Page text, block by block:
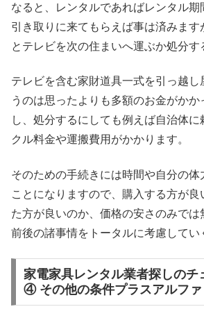
なると、レンタルであればレンタル期
引き取りに来てもらえば事は済みます
とテレビを次の住まいへ運ぶか処分す
テレビを含む家財道具一式を引っ越し
うのは思ったよりも多額のお金がか
し、処分するにしても例えば自治体に
クル料金や運搬費用がかかります。
そのための手続きには時間や自分の体
ことになりますので、購入する方が良
た方が良いのか、価格の安さのみで
前後の諸事情をトータルに考慮してい
家電家具レンタル業者探しのチ
④ その他の条件プラスアルファ